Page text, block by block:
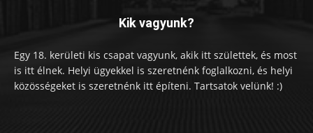
Kik vagyunk?
Egy 18. kerületi kis csapat vagyunk, akik itt születtek, és most
is itt élnek. Helyi ügyekkel is szeretnénk foglalkozni, és helyi
közösségeket is szeretnénk itt építeni. Tartsatok velünk! :)